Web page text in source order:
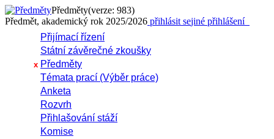
Předměty(verze: 983)
Předmět, akademický rok 2025/2026 přihlásit sejiné přihlášení
Přijímací řízení
Státní závěrečné zkoušky
x Předměty
Témata prací (Výběr práce)
Anketa
Rozvrh
Přihlašování stáží
Komise